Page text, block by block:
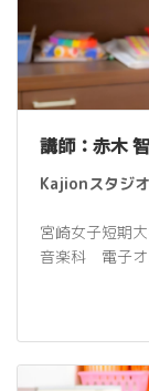
講師：赤木
Kajionスタジオ
宮崎女子短期
音楽科 電子オ